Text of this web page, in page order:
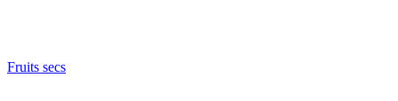
Fruits secs